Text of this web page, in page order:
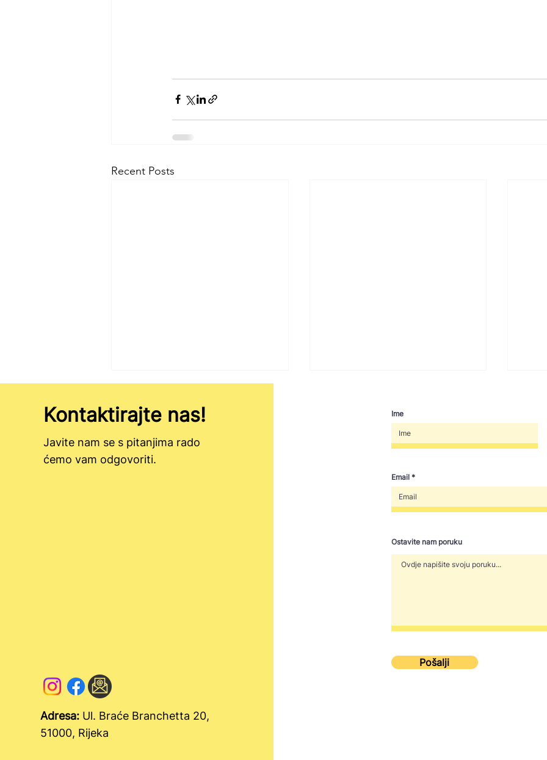
Recent Posts
Pozivamo Vas da upoznate
projekt Cjepko zna!
Kontaktirajte nas!
Javite nam se s pitanjima rado
ćemo vam odgovoriti.
Adresa:Ul. Braće Branchetta 20,
51000, Rijeka
Ime
Email
Ostavite nam poruku
Pošalji